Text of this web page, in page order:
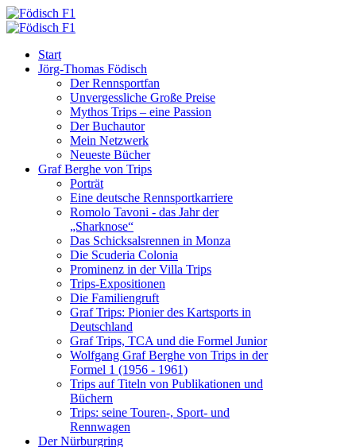
Start
Jörg-Thomas Födisch
Der Rennsportfan
Unvergessliche Große Preise
Mythos Trips – eine Passion
Der Buchautor
Mein Netzwerk
Neueste Bücher
Graf Berghe von Trips
Porträt
Eine deutsche Rennsportkarriere
Romolo Tavoni - das Jahr der
„Sharknose“
Das Schicksalsrennen in Monza
Die Scuderia Colonia
Prominenz in der Villa Trips
Trips-Expositionen
Die Familiengruft
Graf Trips: Pionier des Kartsports in
Deutschland
Graf Trips, TCA und die Formel Junior
Wolfgang Graf Berghe von Trips in der
Formel 1 (1956 - 1961)
Trips auf Titeln von Publikationen und
Büchern
Trips: seine Touren-, Sport- und
Rennwagen
Der Nürburgring